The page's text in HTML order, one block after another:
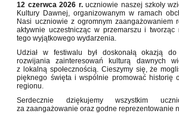
12 czerwca 2026 r.uczniowie naszej szkoły
Kultury Dawnej, organizowanym w ramach
Nasi uczniowie z ogromnym zaangażowaniem
aktywnie uczestnicząc w przemarszu i tworząc
tego wyjątkowego wydarzenia.
Udział w festiwalu był doskonałą okazją
rozwijania zainteresowań kulturą dawnych
z lokalną społecznością. Cieszymy się, że
pięknego święta i wspólnie promować historię
regionu.
Serdecznie dziękujemy wszystkim
za zaangażowanie oraz godne reprezentowanie